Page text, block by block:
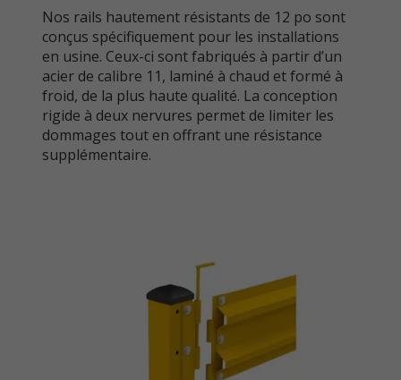
Nos rails hautement résistants de 12 po sont
conçus spécifiquement pour les installations
en usine. Ceux-ci sont fabriqués à partir d’un
acier de calibre 11, laminé à chaud et formé à
froid, de la plus haute qualité. La conception
rigide à deux nervures permet de limiter les
dommages tout en offrant une résistance
supplémentaire.